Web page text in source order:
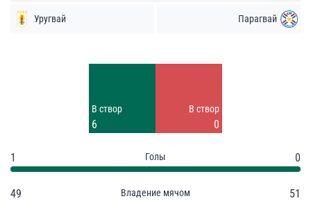
Уругвай Парагвай
В створ
6
В створ
0
1 Голы 0
49 Владение мячом 51